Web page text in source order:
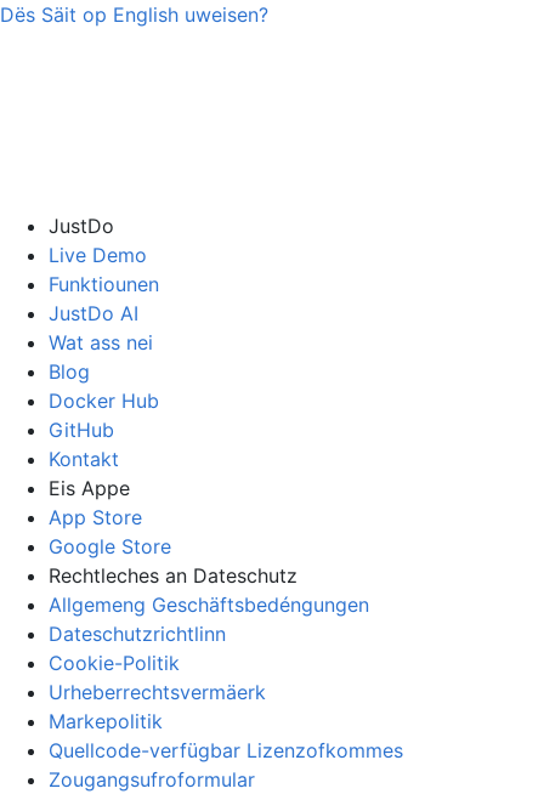
Dës Säit op English uweisen?
JustDo
Live Demo
Funktiounen
JustDo AI
Wat ass nei
Blog
Docker Hub
GitHub
Kontakt
Eis Appe
App Store
Google Store
Rechtleches an Dateschutz
Allgemeng Geschäftsbedéngungen
Dateschutzrichtlinn
Cookie-Politik
Urheberrechtsvermäerk
Markepolitik
Quellcode-verfügbar Lizenzofkommes
Zougangsufroformular